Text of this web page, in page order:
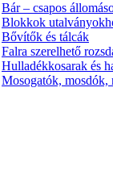
Bár – csapos
Blokkok
Bővítők és tálcák
Falra szerelhető
Hulladékkosarak és
Mosogatók, mosdók,